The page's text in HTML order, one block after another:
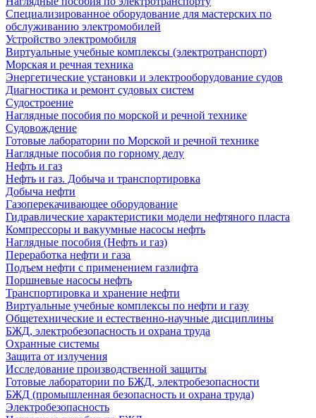
Специализированное оборудование для мастерских по
обслуживанию электромобилей
Устройство электромобиля
Виртуальные учебные комплексы (электротранспорт)
Морская и речная техника
Энергетические установки и электрооборудование судов
Диагностика и ремонт судовых систем
Судостроение
Наглядные пособия по морской и речной технике
Судовождение
Готовые лаборатории по Морской и речной технике
Наглядные пособия по горному делу
Нефть и газ
Нефть и газ. Добыча и транспортировка
Добыча нефти
Газоперекачивающее оборудование
Гидравлические характеристики модели нефтяного пласта
Компрессоры и вакуумные насосы нефть
Наглядные пособия (Нефть и газ)
Переработка нефти и газа
Подъем нефти с применением газлифта
Поршневые насосы нефть
Транспортировка и хранение нефти
Виртуальные учебные комплексы по нефти и газу
Общетехнические и естественно-научные дисциплины
БЖД, электробезопасность и охрана труда
Охранные системы
Защита от излучения
Исследование производственной защиты
Готовые лаборатории по БЖД, электробезопасности
БЖД (промышленная безопасность и охрана труда)
Электробезопасность